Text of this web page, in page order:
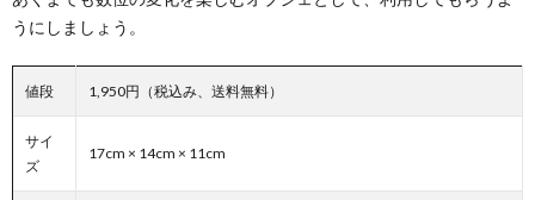
うにしましょう。
値段 1,950円（税込み、送料無料）
サイ
ズ
17cm × 14cm × 11cm